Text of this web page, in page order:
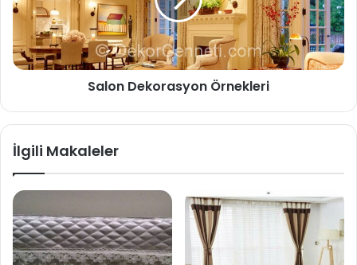
Salon Dekorasyon Örnekleri
İlgili Makaleler